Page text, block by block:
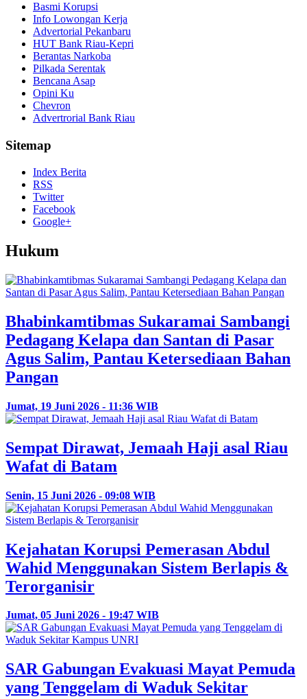
Basmi Korupsi
Info Lowongan Kerja
Advertorial Pekanbaru
HUT Bank Riau-Kepri
Berantas Narkoba
Pilkada Serentak
Bencana Asap
Opini Ku
Chevron
Advertrorial Bank Riau
Sitemap
Index Berita
RSS
Twitter
Facebook
Google+
Hukum
Bhabinkamtibmas Sukaramai Sambangi
Pedagang Kelapa dan Santan di Pasar
Agus Salim, Pantau Ketersediaan Bahan
Pangan
Jumat, 19 Juni 2026 - 11:36 WIB
Sempat Dirawat, Jemaah Haji asal Riau
Wafat di Batam
Senin, 15 Juni 2026 - 09:08 WIB
Kejahatan Korupsi Pemerasan Abdul
Wahid Menggunakan Sistem Berlapis &
Terorganisir
Jumat, 05 Juni 2026 - 19:47 WIB
SAR Gabungan Evakuasi Mayat Pemuda
yang Tenggelam di Waduk Sekitar